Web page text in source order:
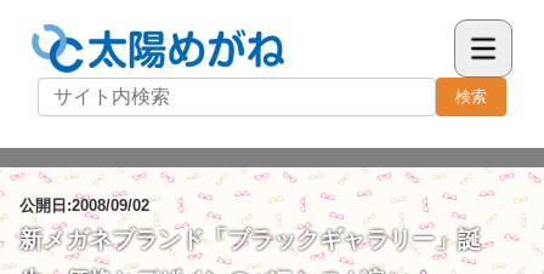
検索
公開日:2008/09/02
新メガネブランド「ブラックギャラリー」誕